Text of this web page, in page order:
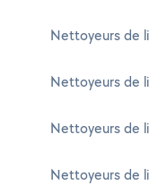
Nettoyeurs de
Nettoyeurs de
Nettoyeurs de
Nettoyeurs de